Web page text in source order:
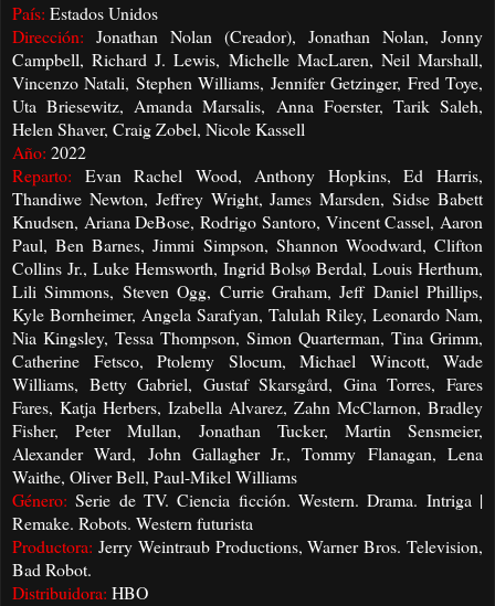
País: Estados Unidos
Dirección: Jonathan Nolan (Creador), Jonathan Nolan, Jonny
Campbell, Richard J. Lewis, Michelle MacLaren, Neil Marshall,
Vincenzo Natali, Stephen Williams, Jennifer Getzinger, Fred Toye,
Uta Briesewitz, Amanda Marsalis, Anna Foerster, Tarik Saleh,
Helen Shaver, Craig Zobel, Nicole Kassell
Año: 2022
Reparto: Evan Rachel Wood, Anthony Hopkins, Ed Harris,
Thandiwe Newton, Jeffrey Wright, James Marsden, Sidse Babett
Knudsen, Ariana DeBose, Rodrigo Santoro, Vincent Cassel, Aaron
Paul, Ben Barnes, Jimmi Simpson, Shannon Woodward, Clifton
Collins Jr., Luke Hemsworth, Ingrid Bolsø Berdal, Louis Herthum,
Lili Simmons, Steven Ogg, Currie Graham, Jeff Daniel Phillips,
Kyle Bornheimer, Angela Sarafyan, Talulah Riley, Leonardo Nam,
Nia Kingsley, Tessa Thompson, Simon Quarterman, Tina Grimm,
Catherine Fetsco, Ptolemy Slocum, Michael Wincott, Wade
Williams, Betty Gabriel, Gustaf Skarsgård, Gina Torres, Fares
Fares, Katja Herbers, Izabella Alvarez, Zahn McClarnon, Bradley
Fisher, Peter Mullan, Jonathan Tucker, Martin Sensmeier,
Alexander Ward, John Gallagher Jr., Tommy Flanagan, Lena
Waithe, Oliver Bell, Paul-Mikel Williams
Género: Serie de TV. Ciencia ficción. Western. Drama. Intriga |
Remake. Robots. Western futurista
Productora: Jerry Weintraub Productions, Warner Bros. Television,
Bad Robot.
Distribuidora: HBO